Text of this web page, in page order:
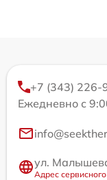
+7 (343) 226-
Ежедневно с
ул.
Адрес